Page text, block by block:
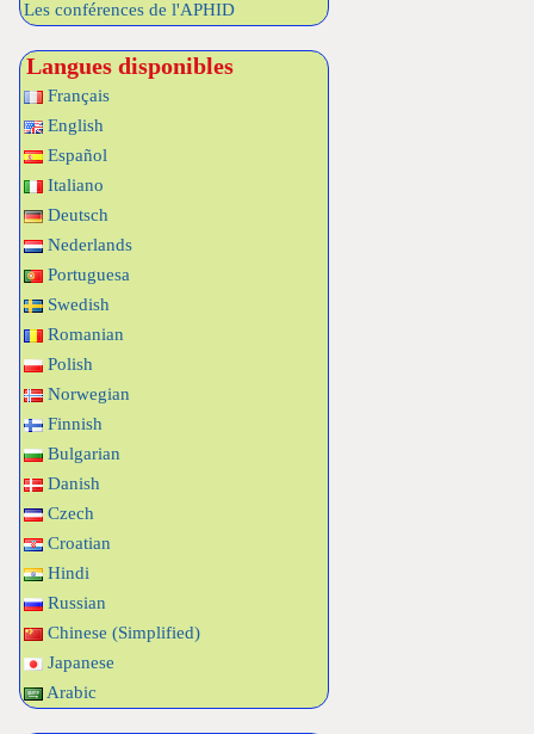
Les conférences de l'APHID
Langues disponibles
Français
English
Español
Italiano
Deutsch
Nederlands
Portuguesa
Swedish
Romanian
Polish
Norwegian
Finnish
Bulgarian
Danish
Czech
Croatian
Hindi
Russian
Chinese (Simplified)
Japanese
Arabic